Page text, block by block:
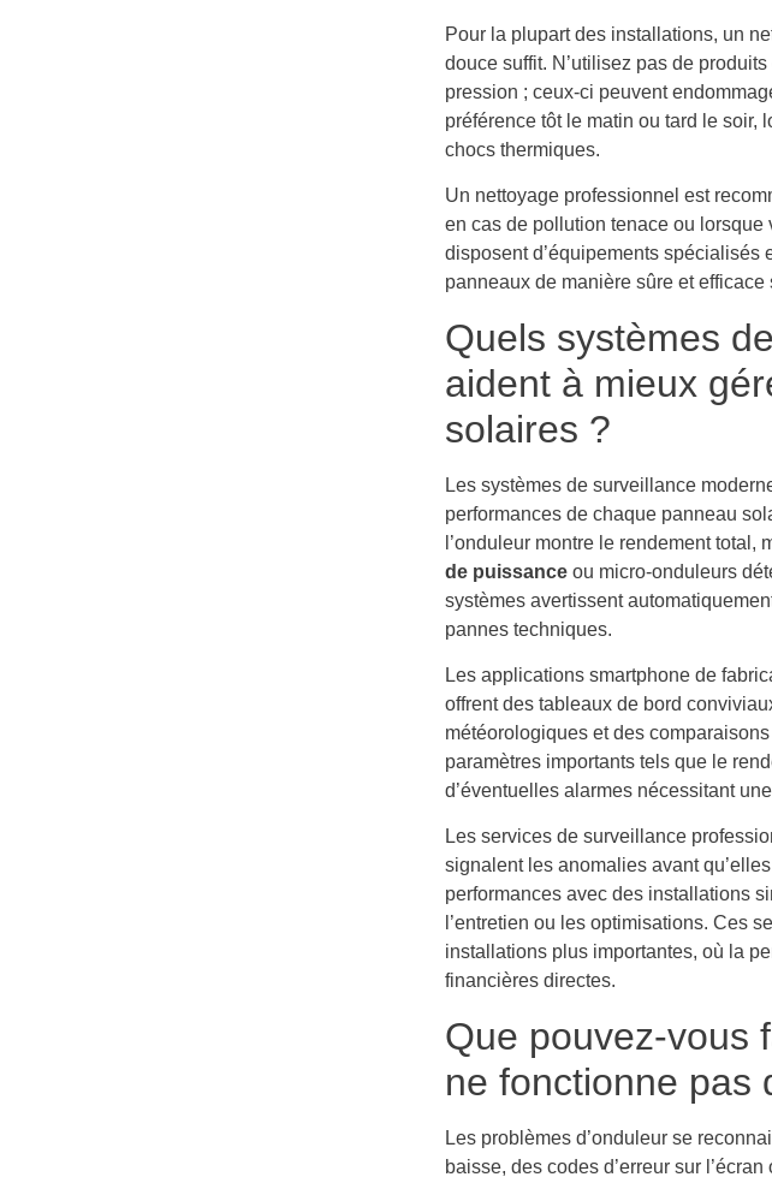
Pour la plupart des installations, un
douce suffit. N’utilisez pas de
pression ; ceux-ci peuvent
préférence tôt le matin ou tard le soir,
chocs thermiques.
Un nettoyage professionnel est
en cas de pollution tenace ou
disposent d’équipements spécialisés
panneaux de manière sûre et
Quels systèmes
aident à mieux
solaires ?
Les systèmes de surveillance
performances de chaque panneau
l’onduleur montre le rendement
de puissance ou micro-onduleurs
systèmes avertissent
pannes techniques.
Les applications smartphone de
offrent des tableaux de bord
météorologiques et des
paramètres importants tels que le
d’éventuelles alarmes nécessitant
Les services de surveillance
signalent les anomalies avant
performances avec des installations
l’entretien ou les optimisations. Ces
installations plus importantes, où la
financières directes.
Que pouvez-vous
ne fonctionne pas
Les problèmes d’onduleur se
baisse, des codes d’erreur sur